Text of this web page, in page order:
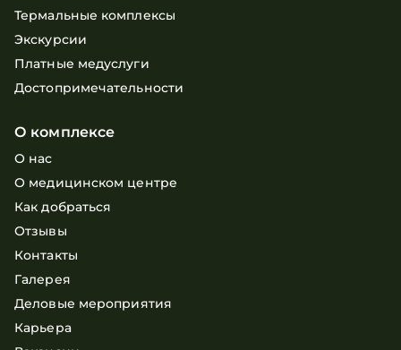
Термальные комплексы
Экскурсии
Платные медуслуги
Достопримечательности
О комплексе
О нас
О медицинском центре
Как добраться
Отзывы
Контакты
Галерея
Деловые мероприятия
Карьера